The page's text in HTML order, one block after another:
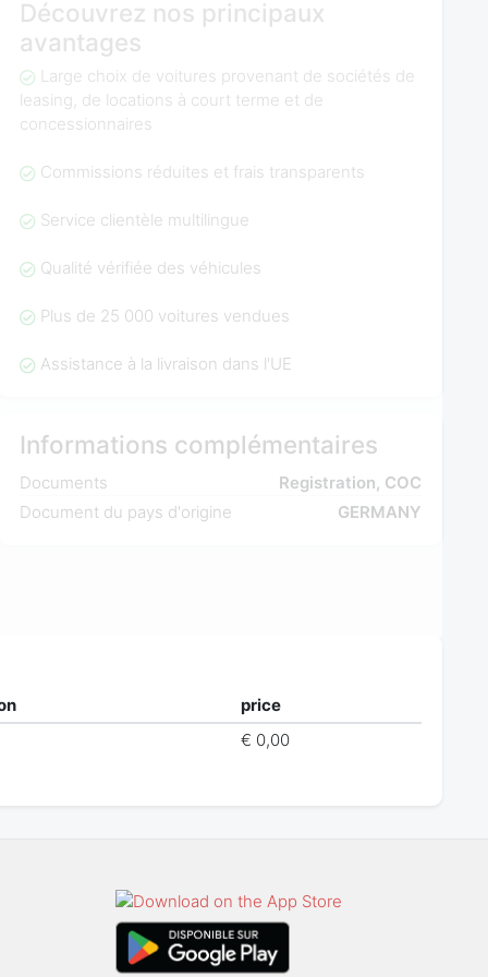
Découvrez nos principaux
avantages
Large choix de voitures provenant de sociétés de
leasing, de locations à court terme et de
concessionnaires
Commissions réduites et frais transparents
Service clientèle multilingue
Qualité vérifiée des véhicules
Plus de 25 000 voitures vendues
Assistance à la livraison dans l'UE
Informations complémentaires
Documents
Registration, COC
Document du pays d'origine
GERMANY
price
€ 0,00